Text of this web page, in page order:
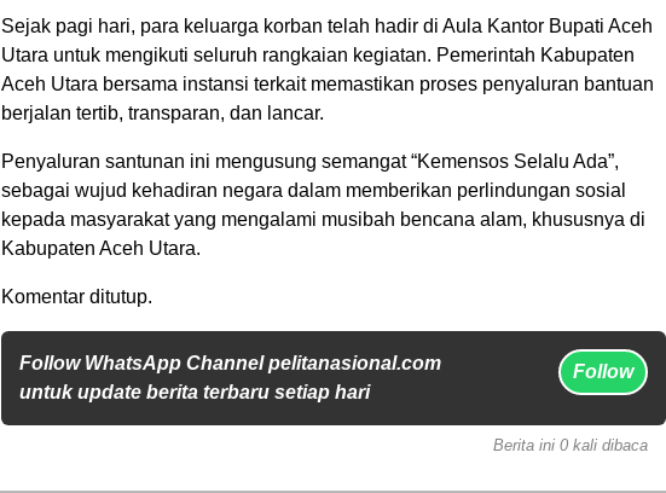
Sejak pagi hari, para keluarga korban telah hadir di Aula Kantor Bupati Aceh
Utara untuk mengikuti seluruh rangkaian kegiatan. Pemerintah Kabupaten
Aceh Utara bersama instansi terkait memastikan proses penyaluran bantuan
berjalan tertib, transparan, dan lancar.
Penyaluran santunan ini mengusung semangat “Kemensos Selalu Ada”,
sebagai wujud kehadiran negara dalam memberikan perlindungan sosial
kepada masyarakat yang mengalami musibah bencana alam, khususnya di
Kabupaten Aceh Utara.
Komentar ditutup.
Follow WhatsApp Channel pelitanasional.com
untuk update berita terbaru setiap hari
Follow
Berita ini 0 kali dibaca